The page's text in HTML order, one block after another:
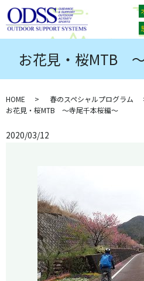
お花見・桜MTB
HOME
春のスペシャルプログラム
お花見・桜MTB ～寺尾千本桜編～
2020/03/12